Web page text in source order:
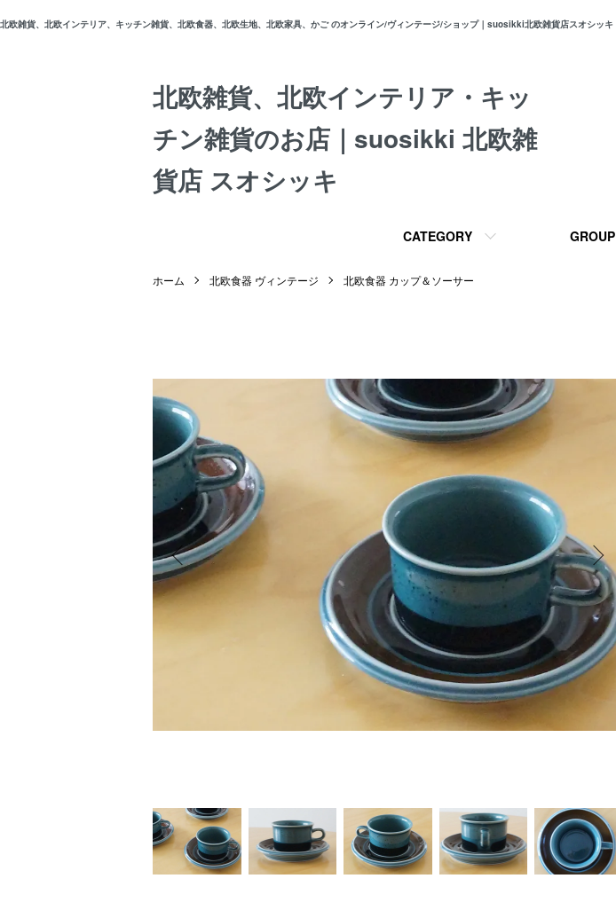
北欧雑貨、北欧インテリア、キッチン雑貨、北欧食器、北欧生地、北欧家具、かご のオンライン/ヴィンテージ/ショップ｜suosikki北欧雑貨店スオシッキ
北欧雑貨、北欧インテリア・キッ
チン雑貨のお店｜suosikki 北欧雑
貨店 スオシッキ
CATEGORY GROUP
ホーム 北欧食器 ヴィンテージ 北欧食器 カップ＆ソーサー